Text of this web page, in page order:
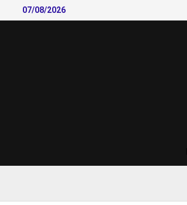
to
07/08/2026